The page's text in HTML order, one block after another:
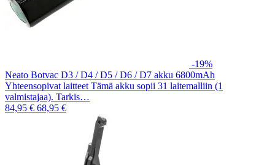
-19%
Neato Botvac D3 / D4 / D5 / D6 / D7 akku 6800mAh
Yhteensopivat laitteet Tämä akku sopii 31 laitemalliin (1
valmistajaa). Tarkis…
84,95 € 68,95 €